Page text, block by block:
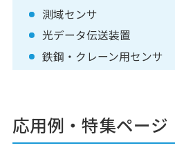
測域センサ
光データ伝送装置
鉄鋼・クレーン用センサ
応用例・特集ページ